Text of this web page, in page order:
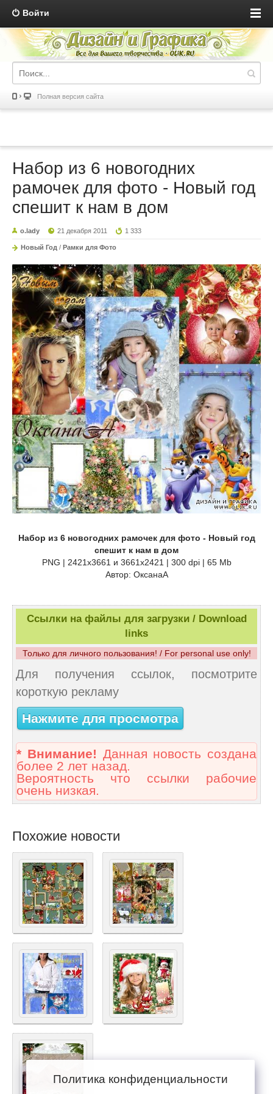
Войти
Полная версия сайта
Набор из 6 новогодних
рамочек для фото - Новый год
спешит к нам в дом
o.lady 21 декабря 2011 1 333
Новый Год / Рамки для Фото
Набор из 6 новогодних рамочек для фото - Новый год
спешит к нам в дом
PNG | 2421х3661 и 3661х2421 | 300 dpi | 65 Mb
Автор: ОксанаА
Ссылки на файлы для загрузки / Download
links
Только для личного пользования! / For personal use only!
Для получения ссылок, посмотрите
короткую рекламу
Нажмите для просмотра
* Внимание! Данная новость создана
более 2 лет назад.
Вероятность что ссылки рабочие
очень низкая.
Похожие новости
Политика конфиденциальности